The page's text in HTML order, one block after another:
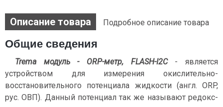
Описание товара Подробное описание товара
Общие сведения
Trema модуль - ORP-метр, FLASH-I2C- является
устройством для измерения окислительно-
восстановительного потенциала жидкости (англ. ORP,
рус. ОВП). Данный потенциал так же называют редокс-